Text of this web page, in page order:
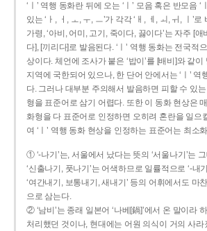
‘ㅣ’ 역행 동화란 뒤에 오는 ‘ㅣ’ 모음 혹은 반모음 ‘
있는 ‘ㅏ, ㅓ, ㅗ, ㅜ, ㅡ’가 각각 ‘ㅐ, ㅔ, ㅚ, ㅟ, ㅣ’
가령, ‘아비, 어미, 고기, 죽이다, 끓이다’는 자주 [애
다], [끼리다]로 발음된다. ‘ㅣ’ 역행 동화는 전국적
상이다. 체언에 조사가 붙은 ‘밥이’를 [배비]와 같
지역에 국한되어 있으나, 한 단어 안에서는 ‘ㅣ’ 역
다. 그러나 대부분 주의해서 발음하면 피할 수 있
형을 표준어로 삼기 어렵다. 또한 이 동화 현상은
화형을 다 표준어로 인정하면 오히려 혼란을 일으
여 ‘ㅣ’ 역행 동화 현상을 인정하는 표준어는 최소
① ‘-나기’는, 서울에서 났다는 뜻의 ‘서울나기’는
‘신출나기, 풋나기’는 어색하므로 일률적으로 ‘-내
‘여간내기, 보통내기, 새내기’ 등의 어휘에서도 마
으로 삼는다.
② ‘남비’는 종래 일본어 ‘나베[鍋]’에서 온 말이라
처리했던 것이나, 현대에는 어원 의식이 거의 사라